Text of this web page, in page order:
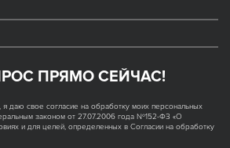
ПРЯМО СЕЙЧАС!
даю свое согласие на обработку моих персональных
законом от 27.07.2006 года №152-ФЗ «О
и для целей, определенных в Согласии на обработку